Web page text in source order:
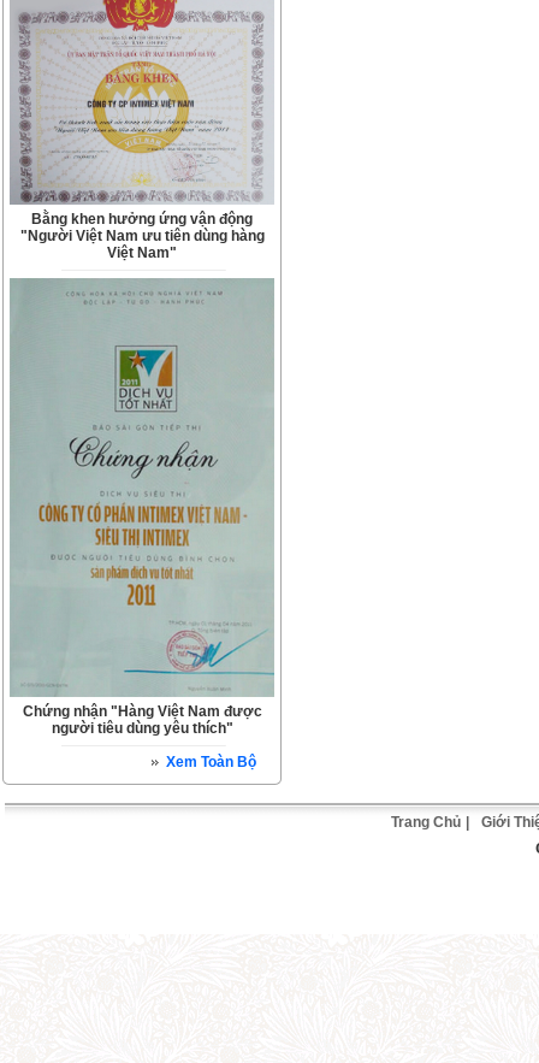
Bằng khen hưởng ứng vận động
"Người Việt Nam ưu tiên dùng hàng
Việt Nam"
Chứng nhận "Hàng Việt Nam được
người tiêu dùng yêu thích"
Xem Toàn Bộ
Trang Chủ
Giới